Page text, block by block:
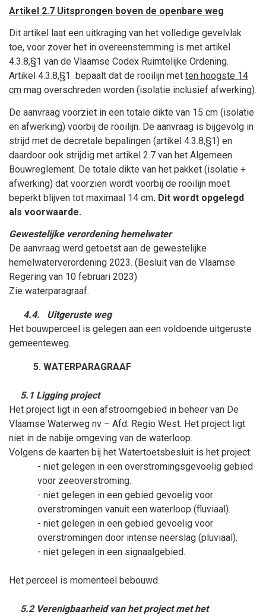
Artikel 2.7 Uitsprongen boven de openbare weg
Dit artikel laat een uitkraging van het volledige gevelvlak
toe, voor zover het in overeenstemming is met artikel
4.3.8,§1 van de Vlaamse Codex Ruimtelijke Ordening.
Artikel 4.3.8,§1
bepaalt dat de rooilijn met ten hoogste 14
cm mag overschreden worden (isolatie inclusief afwerking).
De aanvraag voorziet in een totale dikte van 15 cm (isolatie
en afwerking) voorbij de rooilijn. De aanvraag is bijgevolg in
strijd met de decretale bepalingen (artikel 4.3.8,§1) en
daardoor ook strijdig met artikel 2.7 van het Algemeen
Bouwreglement. De totale dikte van het pakket (isolatie +
afwerking) dat voorzien wordt voorbij de rooilijn moet
beperkt blijven tot maximaal 14 cm. Dit wordt opgelegd
als voorwaarde.
Gewestelijke verordening hemelwater
De aanvraag werd getoetst aan de gewestelijke
hemelwaterverordening 2023. (Besluit van de Vlaamse
Regering van 10 februari 2023)
Zie waterparagraaf.
4.4.
Uitgeruste weg
Het bouwperceel is gelegen aan een voldoende uitgeruste
gemeenteweg.
WATERPARAGRAAF
5.1 Ligging project
Het project ligt in een afstroomgebied in beheer van De
Vlaamse Waterweg nv – Afd. Regio West. Het project ligt
niet in de nabije omgeving van de waterloop.
Volgens de kaarten bij het Watertoetsbesluit is het project:
- niet gelegen in een overstromingsgevoelig gebied
voor zeeoverstroming.
- niet gelegen in een gebied gevoelig voor
overstromingen vanuit een waterloop (fluviaal).
- niet gelegen in een gebied gevoelig voor
overstromingen door intense neerslag (pluviaal).
- niet gelegen in een signaalgebied.
Het perceel is momenteel bebouwd.
5.2 Verenigbaarheid van het project met het